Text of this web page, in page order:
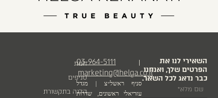
03-964-5111
marketing@helga.co.il
סניף ראשל״צ | מגדל
עזריאלי ראשונים, שדרות
חנות
סניפים
הלגה בתקשורת
השאירי לנו את
הפרטים שלך, ואנחנו
כבר נדאג לכל השאר.